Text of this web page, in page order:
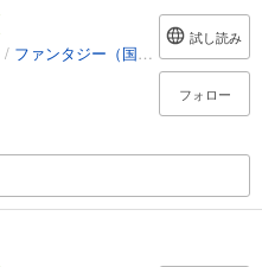
/ ファンタジー（国内）
試し読み
フォロー